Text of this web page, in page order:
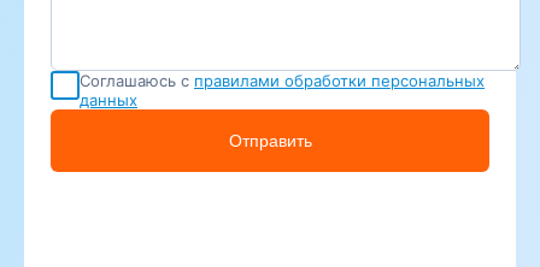
Соглашаюсь с правилами обработки персональных
данных
Отправить